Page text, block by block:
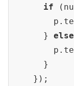
if
      }
else
      }
    });